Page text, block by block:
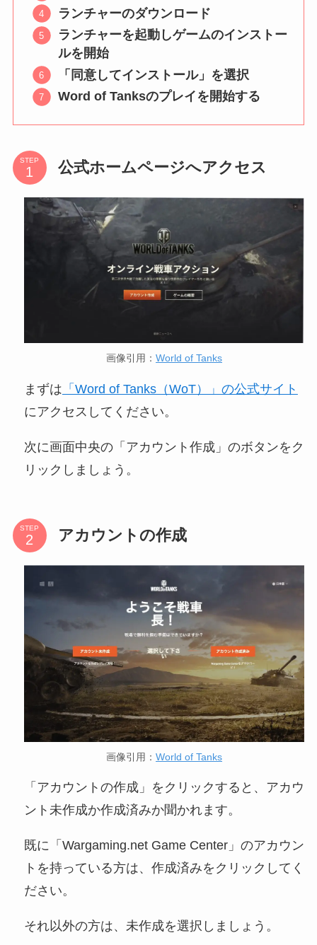
ランチャーのダウンロード
ランチャーを起動しゲームのインストー
ルを開始
「同意してインストール」を選択
Word of Tanksのプレイを開始する
STEP 公式ホームページへアクセス
画像引用： World of Tanks
まずは 「Word of Tanks（WoT）」の公式サイト
にアクセスしてください。
次に画面中央の「アカウント作成」のボタンをク
リックしましょう。
STEP アカウントの作成
画像引用： World of Tanks
「アカウントの作成」をクリックすると、アカウ
ント未作成か作成済みか聞かれます。
既に「Wargaming.net Game Center」のアカウン
トを持っている方は、作成済みをクリックしてく
ださい。
それ以外の方は、未作成を選択しましょう。